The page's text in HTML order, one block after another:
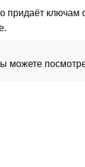
придаёт ключам